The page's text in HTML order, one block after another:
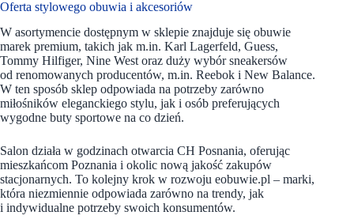
Oferta stylowego obuwia i akcesoriów
W asortymencie dostępnym w sklepie znajduje się obuwie
marek premium, takich jak m.in. Karl Lagerfeld, Guess,
Tommy Hilfiger, Nine West oraz duży wybór sneakersów
od renomowanych producentów, m.in. Reebok i New Balance.
W ten sposób sklep odpowiada na potrzeby zarówno
miłośników eleganckiego stylu, jak i osób preferujących
wygodne buty sportowe na co dzień.
Salon działa w godzinach otwarcia CH Posnania, oferując
mieszkańcom Poznania i okolic nową jakość zakupów
stacjonarnych. To kolejny krok w rozwoju eobuwie.pl – marki,
która niezmiennie odpowiada zarówno na trendy, jak
i indywidualne potrzeby swoich konsumentów.